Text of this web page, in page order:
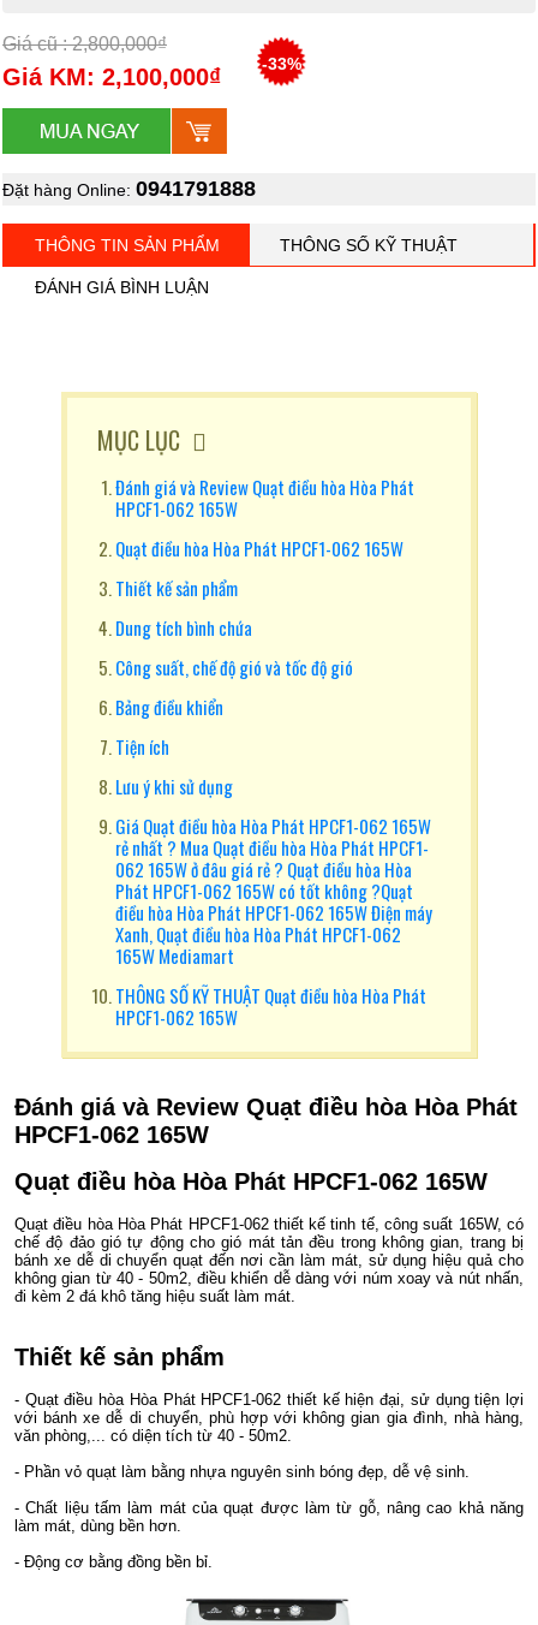
Giá cũ : 2,800,000₫
Giá KM: 2,100,000₫ -33%
Đặt hàng Online: 0941791888
THÔNG TIN SẢN PHẨM THÔNG SỐ KỸ THUẬT
ĐÁNH GIÁ BÌNH LUẬN
MỤC LỤC
Đánh giá và Review Quạt điều hòa Hòa Phát
HPCF1-062 165W
Quạt điều hòa Hòa Phát HPCF1-062 165W
Thiết kế sản phẩm
Dung tích bình chứa
Công suất, chế độ gió và tốc độ gió
Bảng điều khiển
Tiện ích
Lưu ý khi sử dụng
Giá Quạt điều hòa Hòa Phát HPCF1-062 165W
rẻ nhất ? Mua Quạt điều hòa Hòa Phát HPCF1-
062 165W ở đâu giá rẻ ? Quạt điều hòa Hòa
Phát HPCF1-062 165W có tốt không ?Quạt
điều hòa Hòa Phát HPCF1-062 165W Điện máy
Xanh, Quạt điều hòa Hòa Phát HPCF1-062
165W Mediamart
THÔNG SỐ KỸ THUẬT Quạt điều hòa Hòa Phát
HPCF1-062 165W
Đánh giá và Review Quạt điều hòa Hòa Phát
HPCF1-062 165W
Quạt điều hòa Hòa Phát HPCF1-062 165W
Quạt điều hòa Hòa Phát HPCF1-062 thiết kế tinh tế, công suất 165W, có
chế độ đảo gió tự động cho gió mát tản đều trong không gian, trang bị
bánh xe dễ di chuyển quạt đến nơi cần làm mát, sử dụng hiệu quả cho
không gian từ 40 - 50m2, điều khiển dễ dàng với núm xoay và nút nhấn,
đi kèm 2 đá khô tăng hiệu suất làm mát.
Thiết kế sản phẩm
- Quạt điều hòa Hòa Phát HPCF1-062 thiết kế hiện đại, sử dụng tiện lợi
với bánh xe dễ di chuyển, phù hợp với không gian gia đình, nhà hàng,
văn phòng,... có diện tích từ 40 - 50m2.
- Phần vỏ quạt làm bằng nhựa nguyên sinh bóng đẹp, dễ vệ sinh.
- Chất liệu tấm làm mát của quạt được làm từ gỗ, nâng cao khả năng
làm mát, dùng bền hơn.
- Động cơ bằng đồng bền bỉ.